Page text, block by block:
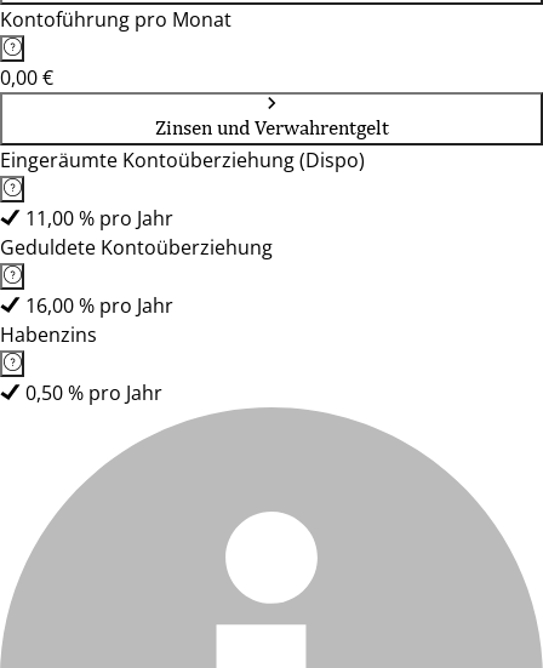
Kontoführung pro Monat
0,00 €
Zinsen und Verwahrentgelt
Eingeräumte Kontoüberziehung (Dispo)
11,00 % pro Jahr
Geduldete Kontoüberziehung
16,00 % pro Jahr
Habenzins
0,50 % pro Jahr